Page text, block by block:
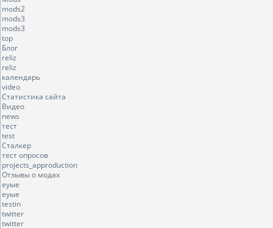
mods2
mods3
mods3
top
Блог
reliz
reliz
календарь
video
Статистика сайта
Видео
news
тест
test
Сталкер
тест опросов
projects_approduction
Отзывы о модах
еуые
еуые
testin
twitter
twitter